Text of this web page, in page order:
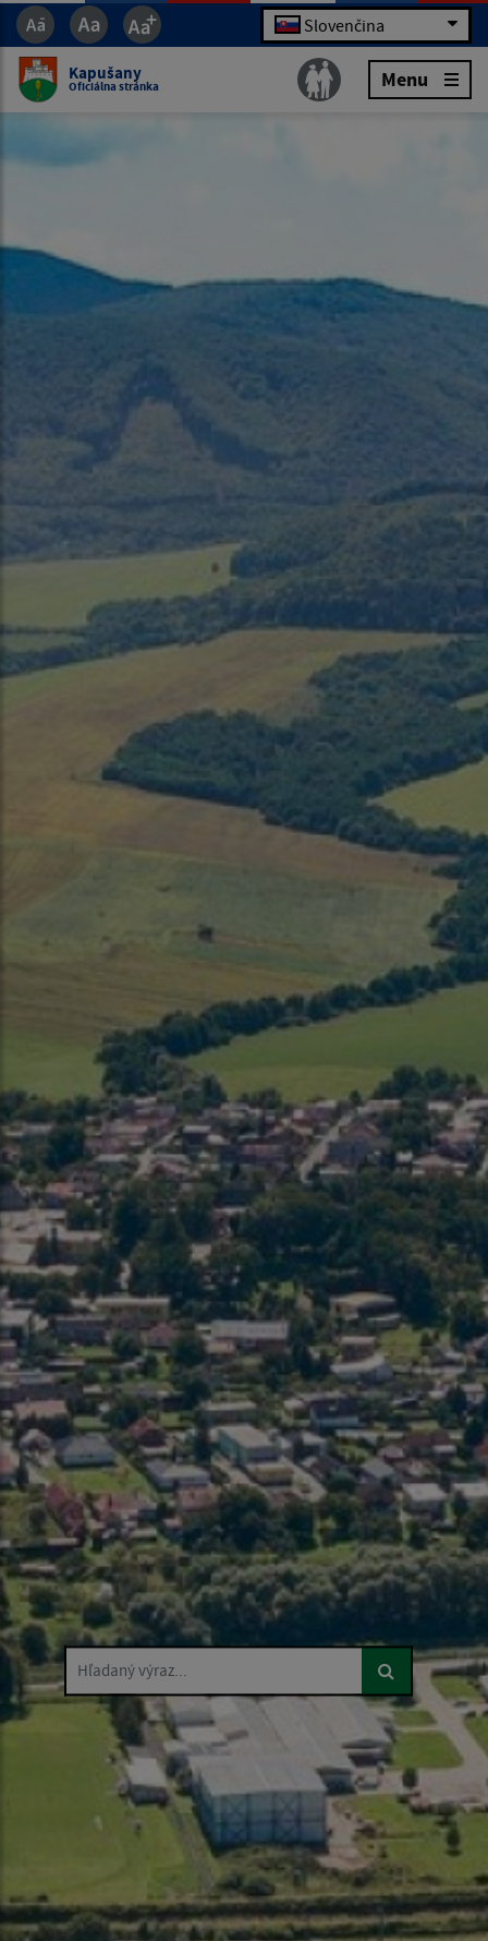
Slovenčina
Kapušany
Oficiálna stránka Menu
Hľadaný výraz...